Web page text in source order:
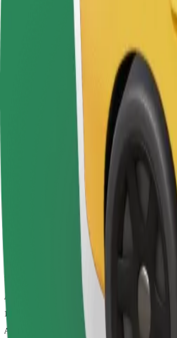
Ērtība un komforts ir tikai dažu pieskārienu attālumā!
Autovadītāji šajā kategorijā var palīdzēt vecāka
Uzticami braucieni ikdienas vidēja izmēra auto
Aptuvenais brauciena ilgums
10 min
Aptuvenais attālums